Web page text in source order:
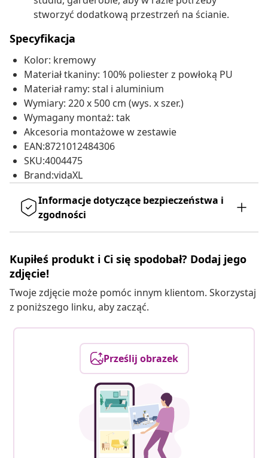
stworzyć dodatkową przestrzeń na ścianie.
Specyfikacja
Kolor: kremowy
Materiał tkaniny: 100% poliester z powłoką PU
Materiał ramy: stal i aluminium
Wymiary: 220 x 500 cm (wys. x szer.)
Wymagany montaż: tak
Akcesoria montażowe w zestawie
EAN:8721012484306
SKU:4004475
Brand:vidaXL
Informacje dotyczące bezpieczeństwa i
zgodności
Kupiłeś produkt i Ci się spodobał? Dodaj jego
zdjęcie!
Twoje zdjęcie może pomóc innym klientom. Skorzystaj
z poniższego linku, aby zacząć.
Prześlij obrazek